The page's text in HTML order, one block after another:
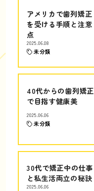
アメリカで歯列矯正
を受ける手順と注意
点
2025.06.08
未分類
40代からの歯列矯正
で目指す健康美
2025.06.06
未分類
30代で矯正中の仕事
と私生活両立の秘訣
2025.06.06